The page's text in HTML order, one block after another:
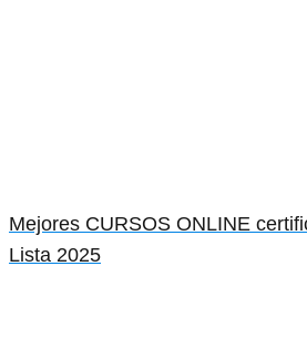
Mejores CURSOS ONLINE
Lista 2025